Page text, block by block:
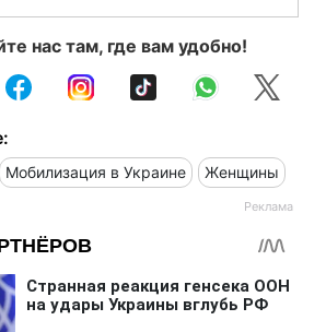
нас там, где вам удобно!
Мобилизация в Украине Женщины